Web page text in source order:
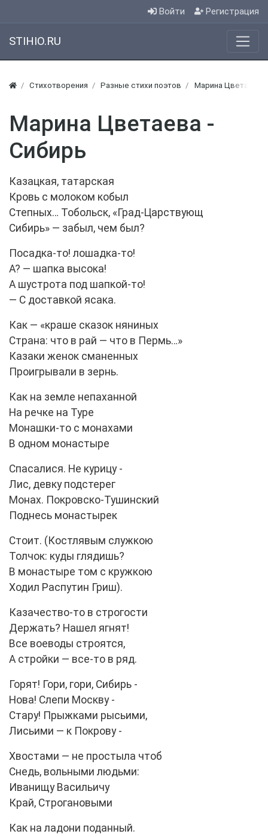
Войти Регистрация
STIHIO.RU
Стихотворения Разные стихи поэтов Марина Цветаева
Марина Цветаева -
Сибирь
Казацкая, татарская
Кровь с молоком кобыл
Степных… Тобольск, «Град-Царствующ
Сибирь» — забыл, чем был?
Посадка-то! лошадка-то!
А? — шапка высока!
А шустрота под шапкой-то!
— С доставкой ясака.
Как — «краше сказок няниных
Страна: что в рай — что в Пермь…»
Казаки женок сманенных
Проигрывали в зернь.
Как на земле непаханной
На речке на Type
Монашки-то с монахами
В одном монастыре
Спасалися. Не курицу -
Лис, девку подстерег
Монах. Покровско-Тушинский
Поднесь монастырек
Стоит. (Костлявым служкою
Толчок: куды глядишь?
В монастыре том с кружкою
Ходил Распутин Гриш).
Казачество-то в строгости
Держать? Нашел ягнят!
Все воеводы строятся,
А стройки — все-то в ряд.
Горят! Гори, гори, Сибирь -
Нова! Слепи Москву -
Стару! Прыжками рысьими,
Лисьими — к Покрову -
Хвостами — не простыла чтоб
Снедь, вольными людьми:
Иванищу Васильичу
Край, Строгановыми
Как на ладони поданный.